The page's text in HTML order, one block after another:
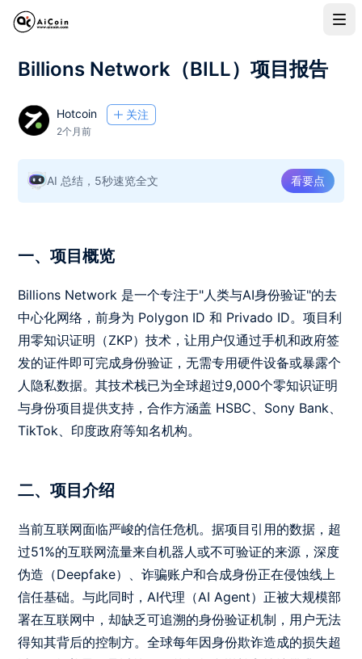
Billions Network（BILL）项目报告
Hotcoin 关注
2个月前
AI 总结，5秒速览全文 看要点
一、项目概览
Billions Network 是一个专注于"人类与AI身份验证"的去
中心化网络，前身为 Polygon ID 和 Privado ID。项目利
用零知识证明（ZKP）技术，让用户仅通过手机和政府签
发的证件即可完成身份验证，无需专用硬件设备或暴露个
人隐私数据。其技术栈已为全球超过9,000个零知识证明
与身份项目提供支持，合作方涵盖 HSBC、Sony Bank、
TikTok、印度政府等知名机构。
二、项目介绍
当前互联网面临严峻的信任危机。据项目引用的数据，超
过51%的互联网流量来自机器人或不可验证的来源，深度
伪造（Deepfake）、诈骗账户和合成身份正在侵蚀线上
信任基础。与此同时，AI代理（AI Agent）正被大规模部
署在互联网中，却缺乏可追溯的身份验证机制，用户无法
得知其背后的控制方。全球每年因身份欺诈造成的损失超